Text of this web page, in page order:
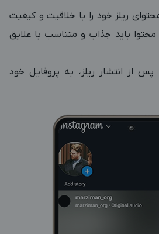
محتوای ریلز خود را با خلاقیت و کیفیت
محتوا باید جذاب و متناسب با علایق
پس از انتشار ریلز، به پروفایل خود